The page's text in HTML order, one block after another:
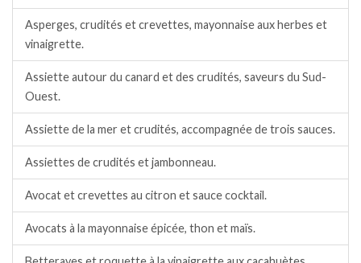
Asperges, crudités et crevettes, mayonnaise aux herbes et
vinaigrette.
Assiette autour du canard et des crudités, saveurs du Sud-
Ouest.
Assiette de la mer et crudités, accompagnée de trois sauces.
Assiettes de crudités et jambonneau.
Avocat et crevettes au citron et sauce cocktail.
Avocats à la mayonnaise épicée, thon et maïs.